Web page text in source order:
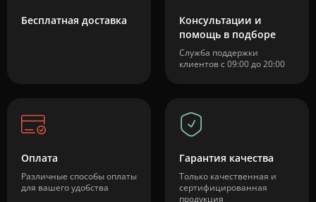
Бесплатная доставка
Консультации и
помощь в подборе
Служба поддержки
клиентов с 09:00 до 20:00
Оплата
Различные способы оплаты
для вашего удобства
Гарантия качества
Только качественная и
сертифицированная
продукция